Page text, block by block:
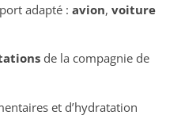
adapté : avion, voiture
de la compagnie de
et d’hydratation